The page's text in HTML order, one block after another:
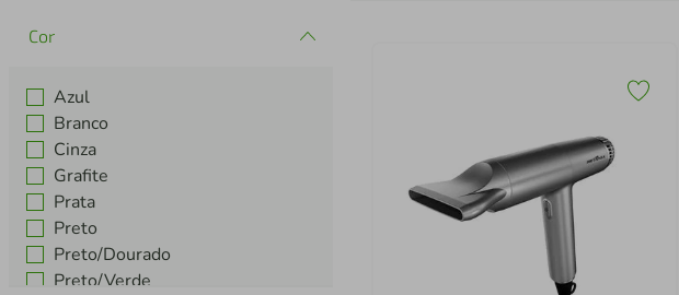
Cor
Azul
Branco
Cinza
Grafite
Prata
Preto
Preto/Dourado
Preto/Verde